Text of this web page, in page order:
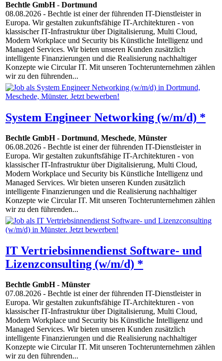
Bechtle GmbH- Dortmund
08.08.2026 - Bechtle ist einer der führenden IT-Dienstleister in
Europa. Wir gestalten zukunftsfähige IT-Architekturen - von
klassischer IT-Infrastruktur über Digitalisierung, Multi Cloud,
Modern Workplace und Security bis Künstliche Intelligenz und
Managed Services. Wir bieten unseren Kunden zusätzlich
intelligente Finanzierungen und die Realisierung nachhaltiger
Konzepte wie Circular IT. Mit unseren Tochterunternehmen zählen
wir zu den führenden...
System Engineer Networking (w/m/d) *
Bechtle GmbH- Dortmund, Meschede, Münster
06.08.2026 - Bechtle ist einer der führenden IT-Dienstleister in
Europa. Wir gestalten zukunftsfähige IT-Architekturen - von
klassischer IT-Infrastruktur über Digitalisierung, Multi Cloud,
Modern Workplace und Security bis Künstliche Intelligenz und
Managed Services. Wir bieten unseren Kunden zusätzlich
intelligente Finanzierungen und die Realisierung nachhaltiger
Konzepte wie Circular IT. Mit unseren Tochterunternehmen zählen
wir zu den führenden...
IT Vertriebsinnendienst Software- und
Lizenzconsulting (w/m/d) *
Bechtle GmbH- Münster
07.08.2026 - Bechtle ist einer der führenden IT-Dienstleister in
Europa. Wir gestalten zukunftsfähige IT-Architekturen - von
klassischer IT-Infrastruktur über Digitalisierung, Multi Cloud,
Modern Workplace und Security bis Künstliche Intelligenz und
Managed Services. Wir bieten unseren Kunden zusätzlich
intelligente Finanzierungen und die Realisierung nachhaltiger
Konzepte wie Circular IT. Mit unseren Tochterunternehmen zählen
wir zu den führenden...